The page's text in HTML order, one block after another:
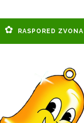
RASPORED ZVONA